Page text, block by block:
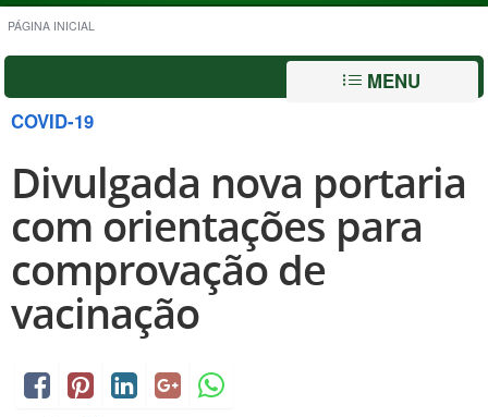
PÁGINA INICIAL
MENU
COVID-19
Divulgada nova portaria
com orientações para
comprovação de
vacinação